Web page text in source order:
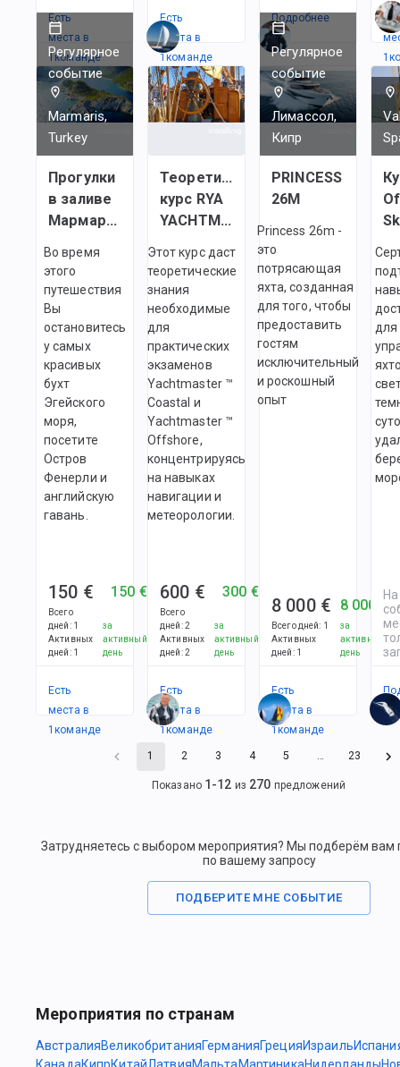
Есть
места в
1командe
Есть
места в
1командe
Подробнее
1
Регулярное
событие
Marmaris,
Turkey
Прогулки
в заливе
Мармарис
Во время
этого
путешествия
Вы
остановитесь
у самых
красивых
бухт
Эгейского
моря,
посетите
Остров
Фенерли и
английскую
гавань.
150 €
Всего
дней: 1
Активных
дней: 1
150 €
за
активный
день
Есть
места в
1командe
Теоретический
курс RYA
YACHTMASTER
Этот курс даст
теоретические
знания
необходимые
для
практических
экзаменов
Yachtmaster ™
Coastal и
Yachtmaster ™
Offshore,
концентрируясь
на навыках
навигации и
метеорологии.
600 €
Всего
дней:2
Активных
дней:2
300 €
за
активный
день
Есть
места в
1командe
Регулярное
событие
Лимассол,
Кипр
PRINCESS
26M
Princess 26m -
это
потрясающая
яхта, созданная
для того, чтобы
предоставить
гостям
исключительный
и роскошный
опыт
8 000 €
Всего дней: 1
Активных
дней: 1
8 000 €
за
активный
день
Есть
места в
1командe
для
1 2 3 4 5 … 23
Показано 1 -12 из 270 предложений
Затрудняетесь с выбором мероприятия? Мы подберём вам
по вашему запросу
ПОДБЕРИТЕ МНЕ СОБЫТИЕ
Мероприятия по странам
АвстралияВеликобританияГерманияГрецияИзраиль